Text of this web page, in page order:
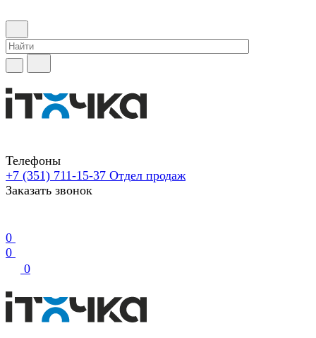
Телефоны
+7 (351) 711-15-37 Отдел продаж
Заказать звонок
0
0
0